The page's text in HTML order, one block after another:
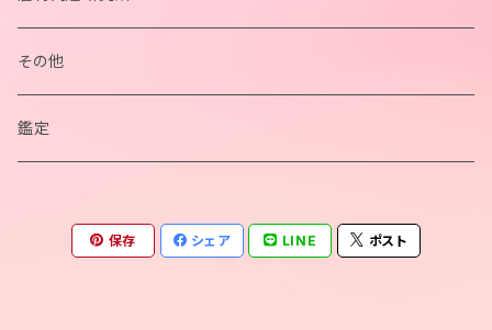
ネックレス
ブレスレット
その他
鑑定
保存 シェア LINE ポスト